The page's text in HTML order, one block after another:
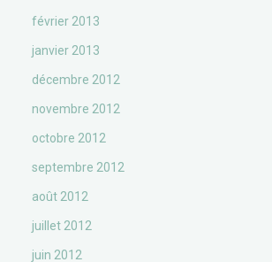
février 2013
janvier 2013
décembre 2012
novembre 2012
octobre 2012
septembre 2012
août 2012
juillet 2012
juin 2012